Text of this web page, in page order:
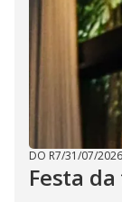
DO R7/31/07/2026
Festa